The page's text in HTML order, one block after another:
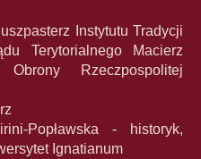
Instytutu Tradycji
Terytorialnego Macierz
Rzeczpospolitej
Popławska - historyk,
Ignatianum